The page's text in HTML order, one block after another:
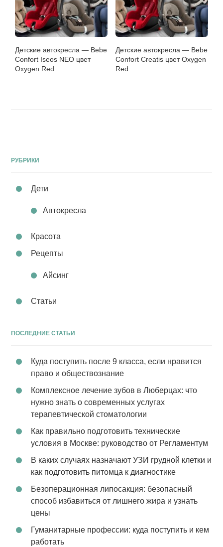
Детские автокресла — Bebe
Confort Iseos NEO цвет
Oxygen Red
Детские автокресла — Bebe
Confort Creatis цвет Oxygen
Red
РУБРИКИ
Дети
Автокресла
Красота
Рецепты
Айсинг
Статьи
ПОСЛЕДНИЕ СТАТЬИ
Куда поступить после 9 класса, если нравится
право и обществознание
Комплексное лечение зубов в Люберцах: что
нужно знать о современных услугах
терапевтической стоматологии
Как правильно подготовить технические
условия в Москве: руководство от Регламентум
В каких случаях назначают УЗИ грудной клетки и
как подготовить питомца к диагностике
Безоперационная липосакция: безопасный
способ избавиться от лишнего жира и узнать
цены
Гуманитарные профессии: куда поступить и кем
работать